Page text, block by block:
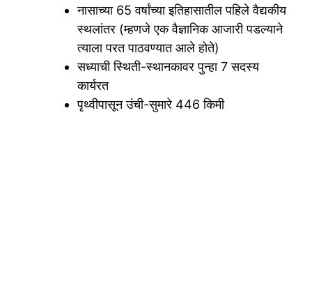
नासाच्या 65 वर्षांच्या इतिहासातील पहिले वैद्यकीय
स्थलांतर (म्हणजे एक वैज्ञानिक आजारी पडल्याने
त्याला परत पाठवण्यात आले होते)
सध्याची स्थिती-स्थानकावर पुन्हा 7 सदस्य
कार्यरत
पृथ्वीपासून उंची-सुमारे 446 किमी